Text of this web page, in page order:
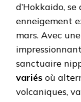
d’Hokkaido,
enneigement
mars. Avec
sanctuaire
variés où
volcaniques,